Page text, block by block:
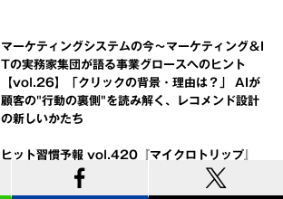
マーケティングシステムの今～マーケティング＆I
Tの実務家集団が語る事業グロースへのヒント
【vol.26】「クリックの背景・理由は？」 AIが
顧客の"行動の裏側"を読み解く、レコメンド設計
の新しいかたち
ヒット習慣予報 vol.420『マイクロトリップ』